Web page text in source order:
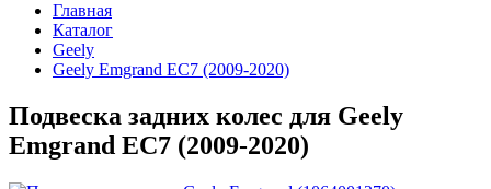
Главная
Каталог
Geely
Geely Emgrand EC7 (2009-2020)
Подвеска задних колес для Geely
Emgrand EC7 (2009-2020)